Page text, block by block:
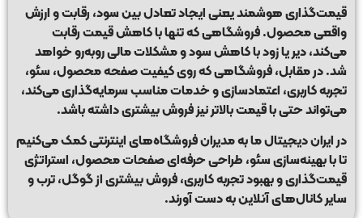
قیمت‌گذاری هوشمند یعنی ایجاد تعادل بین سود، رقابت و ارزش
واقعی محصول. فروشگاهی که تنها با کاهش قیمت رقابت
می‌کند، دیر یا زود با کاهش سود و مشکلات مالی روبه‌رو خواهد
شد. در مقابل، فروشگاهی که روی کیفیت صفحه محصول، سئو،
تجربه کاربری، اعتمادسازی و خدمات مناسب سرمایه‌گذاری می‌کند،
می‌تواند حتی با قیمت بالاتر نیز فروش بیشتری داشته باشد.
درایران دیجیتالما به مدیران فروشگاه‌های اینترنتی کمک می‌کنیم
تا با بهینه‌سازی سئو، طراحی حرفه‌ای صفحات محصول، استراتژی
قیمت‌گذاری و بهبود تجربه کاربری، فروش بیشتری از گوگل، ترب و
سایر کانال‌های آنلاین به دست آورند.